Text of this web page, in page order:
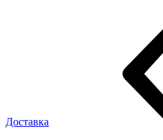
Доставка